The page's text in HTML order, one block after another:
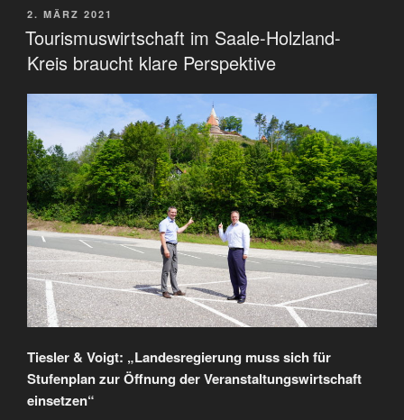
VERÖFFENTLICHT
AM
2. MÄRZ 2021
Tourismuswirtschaft im Saale-Holzland-
Kreis braucht klare Perspektive
Tiesler & Voigt: „Landesregierung muss sich für
Stufenplan zur Öffnung der Veranstaltungswirtschaft
einsetzen“